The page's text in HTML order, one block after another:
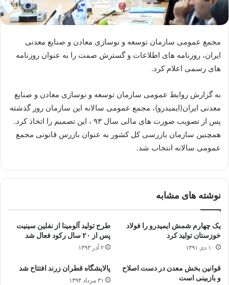
مجمع عمومی سازمان توسعه و نوسازی معادن و صنایع معدنی
ایران،‌ روزنامه های اطلاعات و گسترش صمت را به عنوان روزنامه
های رسمی اعلام کرد.
به گزارش روابط عمومی سازمان توسعه و نوسازی معادن و صنایع
معدنی ایران(ایمیدرو)،‌ مجمع عمومی سالانه این سازمان روز گذشته
پس از تصویب صورت های مالی سال ۹۳ ، این تصمیم را اتخاذ کرد.
همچنین سازمان بازرسی کل کشور به عنوان بازرس قانونی مجمع
عمومی سالانه انتخاب شد.
نوشته های مشابه
یک چهارم شمش ایمیدرو را فولاد
خوزستان تولید کرد
۱۰ دی ۱۳۹۱
طرح تولید آلومینا از نفلین سینیت
پس از ۲۰ سال رکود فعال شد
۲ آذر ۱۳۹۳
قوانین بخش معدن در دست اصلاح
و بازبینی است
پالایشگاه قطران زرند افتتاح شد
۳۱ مرداد ۱۳۹۴